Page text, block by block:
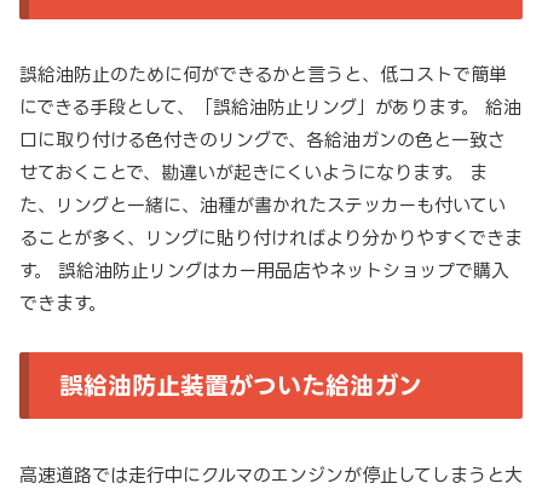
誤給油防止のために何ができるかと言うと、低コストで簡単
にできる手段として、「誤給油防止リング」があります。 給油
口に取り付ける色付きのリングで、各給油ガンの色と一致さ
せておくことで、勘違いが起きにくいようになります。 ま
た、リングと一緒に、油種が書かれたステッカーも付いてい
ることが多く、リングに貼り付ければより分かりやすくできま
す。 誤給油防止リングはカー用品店やネットショップで購入
できます。
誤給油防止装置がついた給油ガン
高速道路では走行中にクルマのエンジンが停止してしまうと大